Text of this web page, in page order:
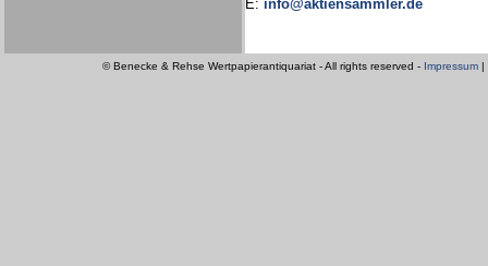
E: info@aktiensammler.de
© Benecke & Rehse Wertpapierantiquariat - All rights reserved - Impressum |